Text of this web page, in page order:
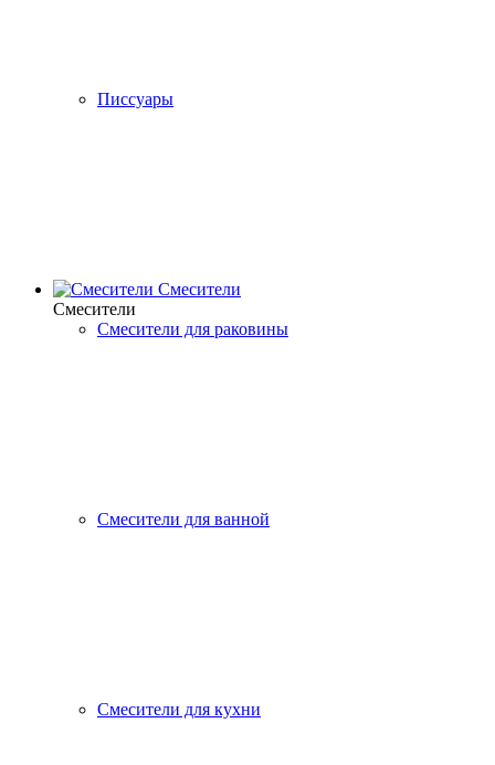
Писсуары
Смесители
Смесители
Смесители для раковины
Смесители для ванной
Смесители для кухни